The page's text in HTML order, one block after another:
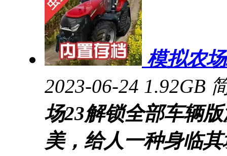
模拟农
2023-06-24 1.92GB
场23解锁全部车辆
美，给人一种身临